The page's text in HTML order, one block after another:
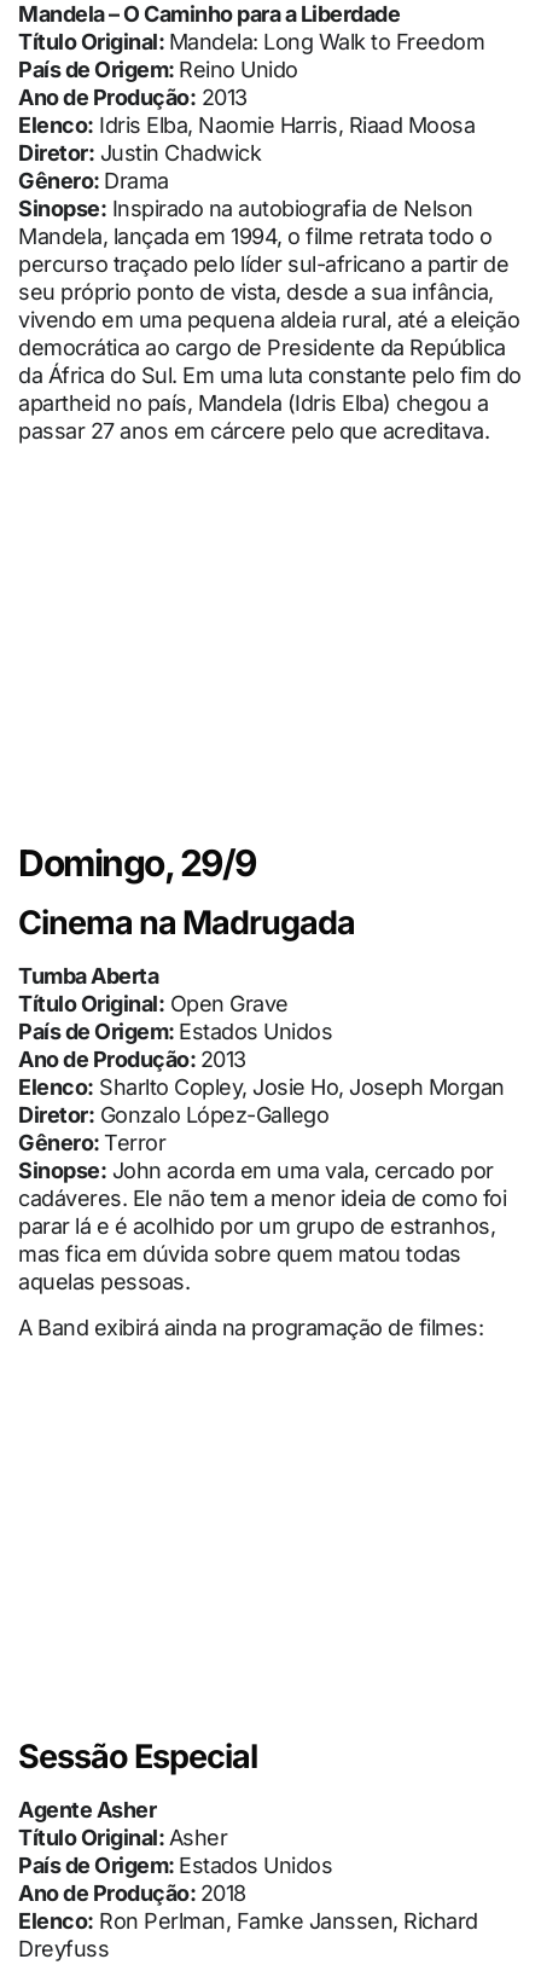
Mandela – O Caminho para a Liberdade
Título Original: Mandela: Long Walk to Freedom
País de Origem: Reino Unido
Ano de Produção: 2013
Elenco: Idris Elba, Naomie Harris, Riaad Moosa
Diretor: Justin Chadwick
Gênero: Drama
Sinopse: Inspirado na autobiografia de Nelson
Mandela, lançada em 1994, o filme retrata todo o
percurso traçado pelo líder sul-africano a partir de
seu próprio ponto de vista, desde a sua infância,
vivendo em uma pequena aldeia rural, até a eleição
democrática ao cargo de Presidente da República
da África do Sul. Em uma luta constante pelo fim do
apartheid no país, Mandela (Idris Elba) chegou a
passar 27 anos em cárcere pelo que acreditava.
Domingo, 29/9
Cinema na Madrugada
Tumba Aberta
Título Original: Open Grave
País de Origem: Estados Unidos
Ano de Produção: 2013
Elenco: Sharlto Copley, Josie Ho, Joseph Morgan
Diretor: Gonzalo López-Gallego
Gênero:Terror
Sinopse: John acorda em uma vala, cercado por
cadáveres. Ele não tem a menor ideia de como foi
parar lá e é acolhido por um grupo de estranhos,
mas fica em dúvida sobre quem matou todas
aquelas pessoas.
A Band exibirá ainda na programação de filmes:
Sessão Especial
Agente Asher
Título Original: Asher
País de Origem: Estados Unidos
Ano de Produção: 2018
Elenco: Ron Perlman, Famke Janssen, Richard
Dreyfuss